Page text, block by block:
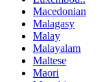
Macedonian
Malagasy
Malay
Malayalam
Maltese
Maori